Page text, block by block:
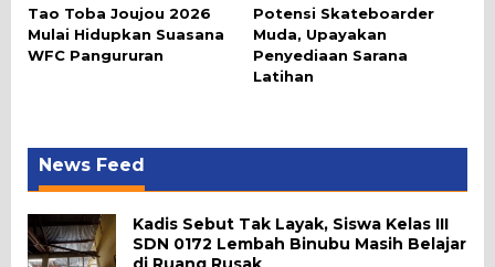
Tao Toba Joujou 2026
Mulai Hidupkan Suasana
WFC Pangururan
Potensi Skateboarder
Muda, Upayakan
Penyediaan Sarana
Latihan
News Feed
Kadis Sebut Tak Layak, Siswa Kelas III
SDN 0172 Lembah Binubu Masih Belajar